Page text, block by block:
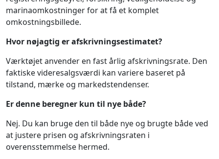
marinaomkostninger for at få et komplet
omkostningsbillede.
Hvor nøjagtig er afskrivningsestimatet?
Værktøjet anvender en fast årlig afskrivningsrate. Den
faktiske videresalgsværdi kan variere baseret på
tilstand, mærke og markedstendenser.
Er denne beregner kun til nye både?
Nej. Du kan bruge den til både nye og brugte både ved
at justere prisen og afskrivningsraten i
overensstemmelse hermed.